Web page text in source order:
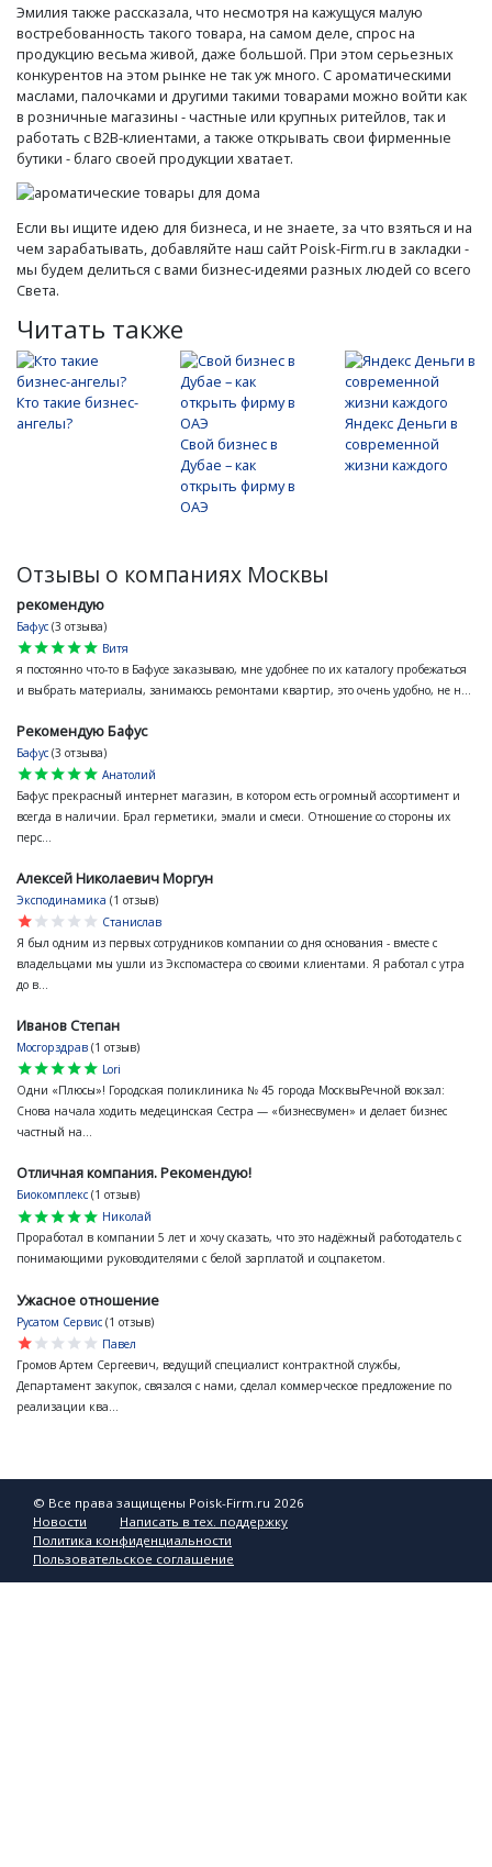
Эмилия также рассказала, что несмотря на кажущуся малую
востребованность такого товара, на самом деле, спрос на
продукцию весьма живой, даже большой. При этом серьезных
конкурентов на этом рынке не так уж много. С ароматическими
маслами, палочками и другими такими товарами можно войти как
в розничные магазины - частные или крупных ритейлов, так и
работать с B2B-клиентами, а также открывать свои фирменные
бутики - благо своей продукции хватает.
Если вы ищите идею для бизнеса, и не знаете, за что взяться и на
чем зарабатывать, добавляйте наш сайт Poisk-Firm.ru в закладки -
мы будем делиться с вами бизнес-идеями разных людей со всего
Света.
Читать также
Кто такие бизнес-
ангелы?
Свой бизнес в
Дубае – как
открыть фирму в
ОАЭ
Яндекс Деньги в
современной
жизни каждого
Отзывы о компаниях Москвы
рекомендую
Бафус (3 отзыва)
star
star
star
star
star
Витя
я постоянно что-то в Бафусе заказываю, мне удобнее по их каталогу пробежаться
и выбрать материалы, занимаюсь ремонтами квартир, это очень удобно, не н...
Рекомендую Бафус
Бафус (3 отзыва)
star
star
star
star
star
Анатолий
Бафус прекрасный интернет магазин, в котором есть огромный ассортимент и
всегда в наличии. Брал герметики, эмали и смеси. Отношение со стороны их
перс...
Алексей Николаевич Моргун
Эксподинамика (1 отзыв)
star
star
star
star
star
Станислав
Я был одним из первых сотрудников компании со дня основания - вместе с
владельцами мы ушли из Экспомастера со своими клиентами. Я работал с утра
до в...
Иванов Степан
Мосгорздрав (1 отзыв)
star
star
star
star
star
Lori
Одни «Плюсы»! Городская поликлиника № 45 города МосквыРечной вокзал:
Снова начала ходить медецинская Сестра — «бизнесвумен» и делает бизнес
частный на...
Отличная компания. Рекомендую!
Биокомплекс (1 отзыв)
star
star
star
star
star
Николай
Проработал в компании 5 лет и хочу сказать, что это надёжный работодатель с
понимающими руководителями с белой зарплатой и соцпакетом.
Ужасное отношение
Русатом Сервис (1 отзыв)
star
star
star
star
star
Павел
Громов Артем Сергеевич, ведущий специалист контрактной службы,
Департамент закупок, связался с нами, сделал коммерческое предложение по
реализации ква...
© Все права защищены Poisk-Firm.ru 2026
Новости
Написать в тех. поддержку
Политика конфиденциальности
Пользовательское соглашение